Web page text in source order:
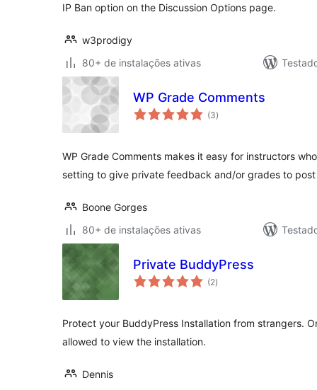
IP Ban option on the Discussion Options page.
w3prodigy
80+ de instalações ativas
WP Grade Comments
(3total
de
)
WP Grade Comments makes it easy for instructors
setting to give private feedback and/or grades to
Boone Gorges
80+ de instalações ativas
Private BuddyPress
(2total
de
)
Protect your BuddyPress Installation from strangers.
allowed to view the installation.
Dennis